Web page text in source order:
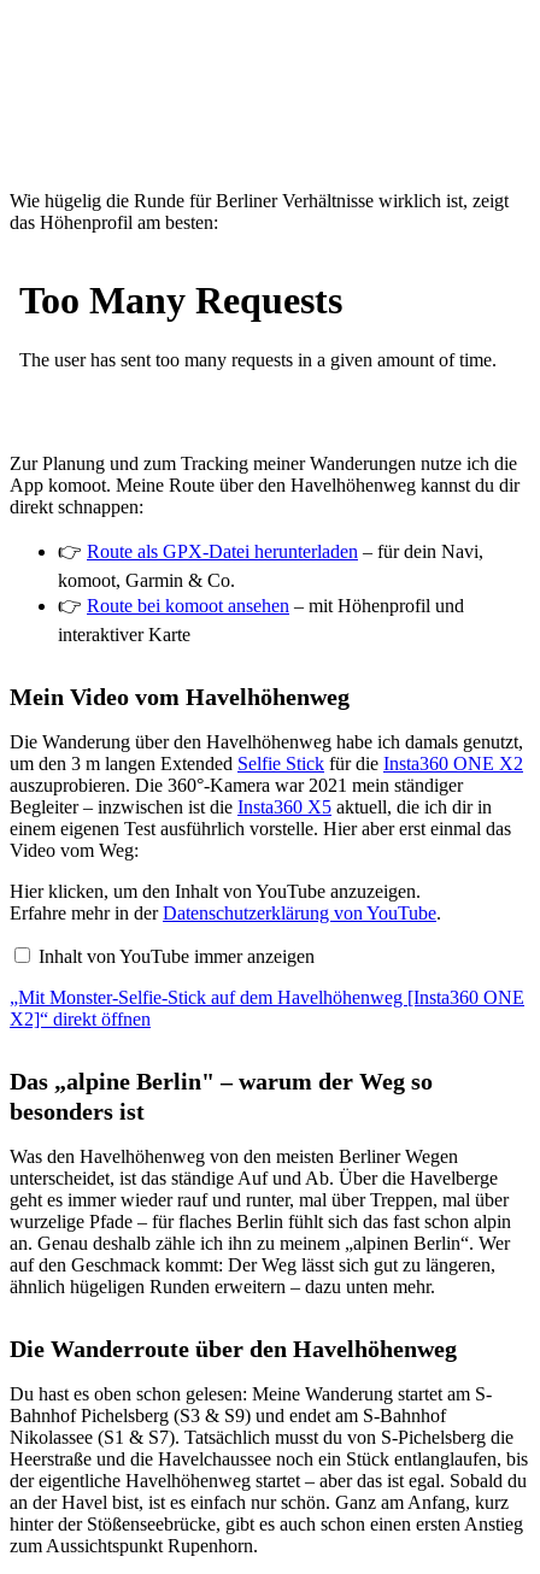
Wie hügelig die Runde für Berliner Verhältnisse wirklich ist, zeigt
das Höhenprofil am besten:
Zur Planung und zum Tracking meiner Wanderungen nutze ich die
App komoot. Meine Route über den Havelhöhenweg kannst du dir
direkt schnappen:
👉 Route als GPX-Datei herunterladen – für dein Navi,
komoot, Garmin & Co.
👉 Route bei komoot ansehen – mit Höhenprofil und
interaktiver Karte
Mein Video vom Havelhöhenweg
Die Wanderung über den Havelhöhenweg habe ich damals genutzt,
um den 3 m langen Extended Selfie Stick für die Insta360 ONE X2
auszuprobieren. Die 360°-Kamera war 2021 mein ständiger
Begleiter – inzwischen ist die Insta360 X5 aktuell, die ich dir in
einem eigenen Test ausführlich vorstelle. Hier aber erst einmal das
Video vom Weg:
„Mit
Monster-
Selfie-
auf
Havelhöhenweg
[Insta360
ONE
YouTube
anzeigen
Hier klicken, um den Inhalt von YouTube anzuzeigen.
Erfahre mehr in derDatenschutzerklärung von YouTube.
Inhalt von YouTube immer anzeigen
„Mit Monster-Selfie-Stick auf dem Havelhöhenweg [Insta360 ONE
X2]“ direkt öffnen
Das „alpine Berlin" – warum der Weg so
besonders ist
Was den Havelhöhenweg von den meisten Berliner Wegen
unterscheidet, ist das ständige Auf und Ab. Über die Havelberge
geht es immer wieder rauf und runter, mal über Treppen, mal über
wurzelige Pfade – für flaches Berlin fühlt sich das fast schon alpin
an. Genau deshalb zähle ich ihn zu meinem „alpinen Berlin“. Wer
auf den Geschmack kommt: Der Weg lässt sich gut zu längeren,
ähnlich hügeligen Runden erweitern – dazu unten mehr.
Die Wanderroute über den Havelhöhenweg
Du hast es oben schon gelesen: Meine Wanderung startet am S-
Bahnhof Pichelsberg (S3 & S9) und endet am S-Bahnhof
Nikolassee (S1 & S7). Tatsächlich musst du von S-Pichelsberg die
Heerstraße und die Havelchaussee noch ein Stück entlanglaufen, bis
der eigentliche Havelhöhenweg startet – aber das ist egal. Sobald du
an der Havel bist, ist es einfach nur schön. Ganz am Anfang, kurz
hinter der Stößenseebrücke, gibt es auch schon einen ersten Anstieg
zum Aussichtspunkt Rupenhorn.